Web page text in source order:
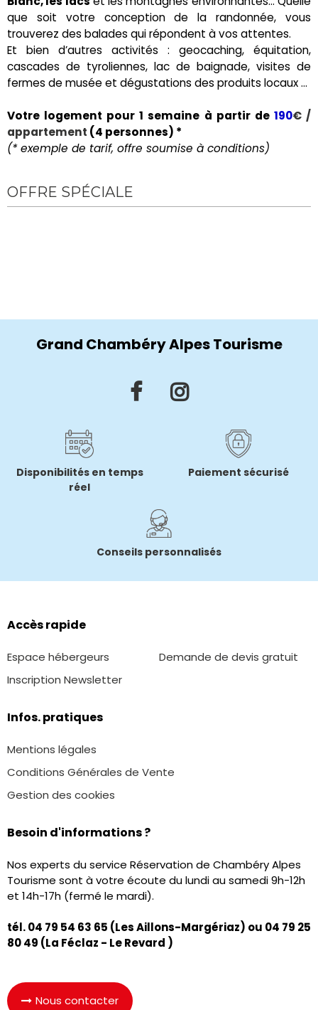
que soit votre conception de la randonnée, vous
trouverez des balades qui répondent à vos attentes.
Et bien d’autres activités : geocaching, équitation,
cascades de tyroliennes, lac de baignade, visites de
fermes de musée et dégustations des produits locaux …
Votre logement pour 1 semaine à partir de 190€/
appartement (4 personnes) *
(* exemple de tarif, offre soumise à conditions)
OFFRE SPÉCIALE
Grand Chambéry Alpes Tourisme
Disponibilités en temps
réel
Paiement sécurisé
Conseils personnalisés
Accès rapide
Espace hébergeurs
Demande de devis gratuit
Inscription Newsletter
Infos. pratiques
Mentions légales
Conditions Générales de Vente
Gestion des cookies
Besoin d'informations ?
Nos experts du service Réservation de Chambéry Alpes
Tourisme sont à votre écoute du lundi au samedi 9h-12h
et 14h-17h (fermé le mardi).
tél. 04 79 54 63 65 (Les Aillons-Margériaz) ou 04 79 25
80 49 (La Féclaz - Le Revard )
Nous contacter